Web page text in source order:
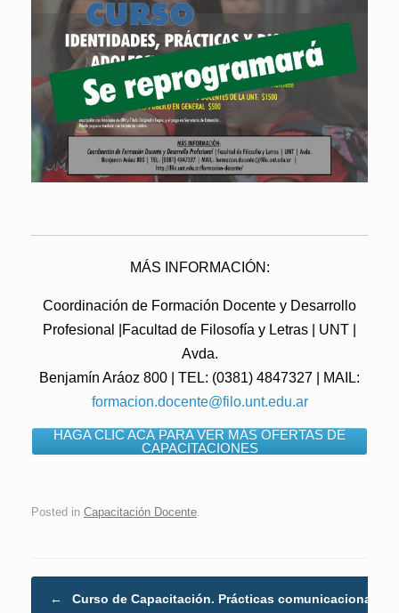
MÁS INFORMACIÓN:
Coordinación de Formación Docente y Desarrollo
Profesional |Facultad de Filosofía y Letras | UNT |
Avda.
Benjamín Aráoz 800 | TEL: (0381) 4847327 | MAIL:
formacion.docente@filo.unt.edu.ar
HAGA CLIC ACÁ PARA VER MÁS OFERTAS DE
CAPACITACIONES
Posted in Capacitación Docente
← Curso de Capacitación. Prácticas